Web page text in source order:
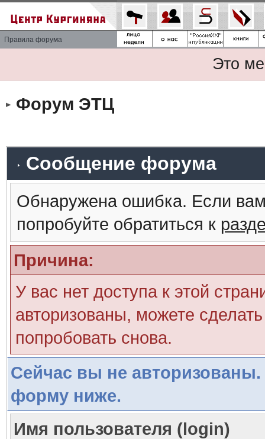
Правила форума
Это
Форум ЭТЦ
Сообщение форума
Обнаружена ошибка. Если
попробуйте обратиться к
Причина:
У вас нет доступа к этой
авторизованы, можете
попробовать снова.
Сейчас вы не авторизованы.
форму ниже.
Имя пользователя (login)